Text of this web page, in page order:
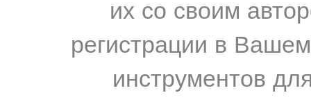
их со своим
регистрации в
инструментов